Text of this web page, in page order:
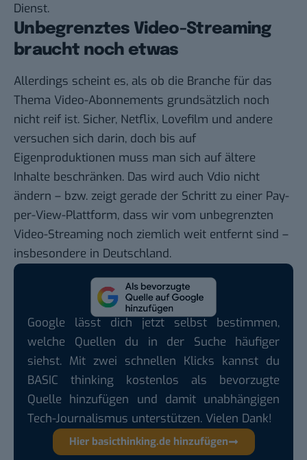
Dienst.
Unbegrenztes Video-Streaming
braucht noch etwas
Allerdings scheint es, als ob die Branche für das
Thema Video-Abonnements grundsätzlich noch
nicht reif ist. Sicher, Netflix, Lovefilm und andere
versuchen sich darin, doch bis auf
Eigenproduktionen muss man sich auf ältere
Inhalte beschränken. Das wird auch Vdio nicht
ändern – bzw. zeigt gerade der Schritt zu einer Pay-
per-View-Plattform, dass wir vom unbegrenzten
Video-Streaming noch ziemlich weit entfernt sind –
insbesondere in Deutschland.
Google lässt dich jetzt selbst bestimmen,
welche Quellen du in der Suche häufiger
siehst. Mit zwei schnellen Klicks kannst du
BASIC thinking kostenlos als bevorzugte
Quelle hinzufügen und damit unabhängigen
Tech-Journalismus unterstützen. Vielen Dank!
Hier basicthinking.de hinzufügen